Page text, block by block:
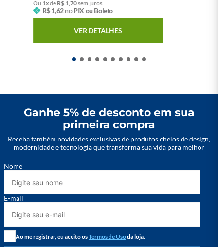
Ou 1xde R$ 1,70sem juros
R$1,62noPIX ou Boleto
VER DETALHES
Ganhe 5% de desconto em sua
primeira compra
Receba também novidades exclusivas de produtos cheios de design,
modernidade e tecnologia que transforma sua vida para melhor
Nome
E-mail
Ao me registrar, eu aceito osTermos de Usoda loja.